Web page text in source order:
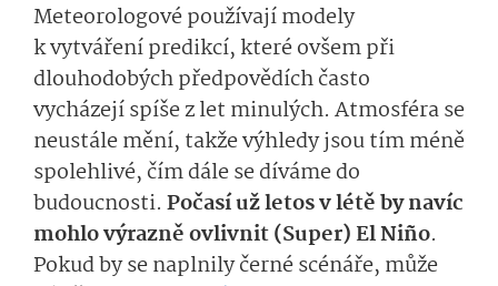
Meteorologové používají modely
k vytváření predikcí, které ovšem při
dlouhodobých předpovědích často
vycházejí spíše z let minulých. Atmosféra se
neustále mění, takže výhledy jsou tím méně
spolehlivé, čím dále se díváme do
budoucnosti. Počasí už letos v létě by navíc
mohlo výrazně ovlivnit (Super) El Niño.
Pokud by se naplnily černé scénáře, může